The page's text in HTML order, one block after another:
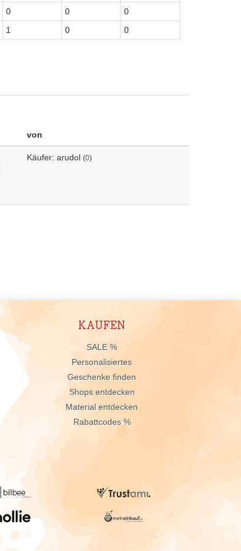
0 0
0
1 0 0
von
Käufer: arudol (0)
KAUFEN
SALE %
Personalisiertes
Geschenke finden
Shops entdecken
Material entdecken
Rabattcodes %